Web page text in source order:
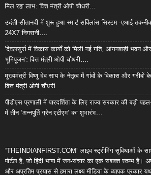
मिल रहा लाभ: वित्त मंत्री ओपी चौधरी…
उदंती-सीतानदी में शुरू हुआ स्मार्ट सर्विलांस सिस्टम -एआई
24X7 निगरानी….
’देवलसुर्रा में विकास कार्यों को मिली नई गति, आंगनबाड़ी
भूमिपूजन’: वित्त मंत्री ओपी चौधरी….
मुख्यमंत्री विष्णु देव साय के नेतृत्व में गांवों के विकास और गरीबों
वित्त मंत्री ओपी चौधरी….
पीडीएस प्रणाली में पारदर्शिता के लिए राज्य सरकार की बड़ी
में तीन ‘अन्नपूर्ति ग्रेन एटीएम‘ का शुभारंभ…
“THEINDIANFIRST.COM” लाइव स्ट्रीमिंग सुविधाओं के
पोर्टल है, जो हिंदी भाषा में जन-संचार का एक सशक्त स्तम्भ है।
और अप्रतिम प्रयास से हमारा लक्ष्य मीडिया के व्यापक प्रकार